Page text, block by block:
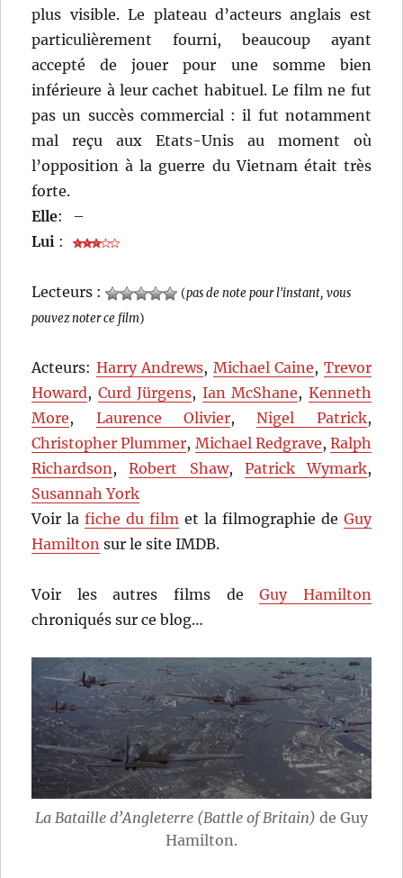
plus visible. Le plateau d’acteurs anglais est
particulièrement fourni, beaucoup ayant
accepté de jouer pour une somme bien
inférieure à leur cachet habituel. Le film ne fut
pas un succès commercial : il fut notamment
mal reçu aux Etats-Unis au moment où
l’opposition à la guerre du Vietnam était très
forte.
Elle:
–
Lui :
Lecteurs : (pas de note pour l'instant, vous
pouvez noter ce film)
Acteurs: Harry Andrews, Michael Caine, Trevor
Howard, Curd Jürgens, Ian McShane, Kenneth
More, Laurence Olivier,Nigel Patrick,
Christopher Plummer, Michael Redgrave, Ralph
Richardson,Robert Shaw, Patrick Wymark,
Susannah York
Voir lafiche du film et la filmographie de Guy
Hamilton sur le site IMDB.
Voir les autres films deGuy Hamilton
chroniqués sur ce blog…
La Bataille d’Angleterre (Battle of Britain) de Guy
Hamilton.